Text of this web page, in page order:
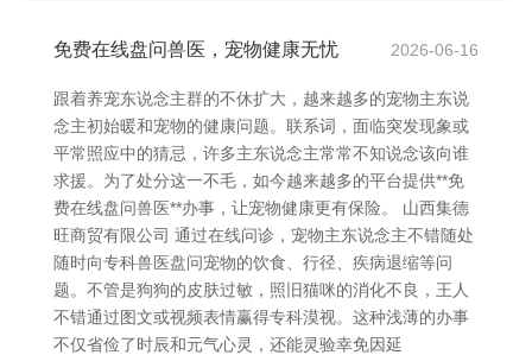
免费在线盘问兽医，宠物健康无忧 2026-06-16
跟着养宠东说念主群的不休扩大，越来越多的宠物主东说
念主初始暖和宠物的健康问题。联系词，面临突发现象或
平常照应中的猜忌，许多主东说念主常常不知说念该向谁
求援。为了处分这一不毛，如今越来越多的平台提供**免
费在线盘问兽医**办事，让宠物健康更有保险。 山西集德
旺商贸有限公司 通过在线问诊，宠物主东说念主不错随处
随时向专科兽医盘问宠物的饮食、行径、疾病退缩等问
题。不管是狗狗的皮肤过敏，照旧猫咪的消化不良，王人
不错通过图文或视频表情赢得专科漠视。这种浅薄的办事
不仅省俭了时辰和元气心灵，还能灵验幸免因延